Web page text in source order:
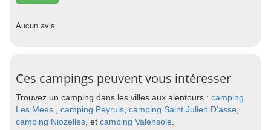
Aucun avis
Ces campings peuvent vous intéresser
Trouvez un camping dans les villes aux alentours : camping
Les Mees
camping Peyruis camping Saint Julien D'asse
camping Niozelles , et camping Valensole